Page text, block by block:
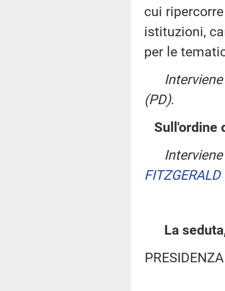
cui
istituzioni,
per le
(PD).
Sull'ordine
La